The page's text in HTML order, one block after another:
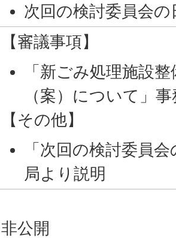
次回の検討委員会
【審議事項】
「新ごみ処理施設
（案）について」
【その他】
「次回の検討委員
局より説明
非公開